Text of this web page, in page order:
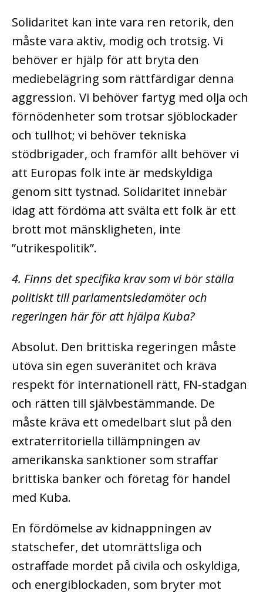
Solidaritet kan inte vara ren retorik, den
måste vara aktiv, modig och trotsig. Vi
behöver er hjälp för att bryta den
mediebelägring som rättfärdigar denna
aggression. Vi behöver fartyg med olja och
förnödenheter som trotsar sjöblockader
och tullhot; vi behöver tekniska
stödbrigader, och framför allt behöver vi
att Europas folk inte är medskyldiga
genom sitt tystnad. Solidaritet innebär
idag att fördöma att svälta ett folk är ett
brott mot mänskligheten, inte
”utrikespolitik”.
4. Finns det specifika krav som vi bör ställa
politiskt till parlamentsledamöter och
regeringen här för att hjälpa Kuba?
Absolut. Den brittiska regeringen måste
utöva sin egen suveränitet och kräva
respekt för internationell rätt, FN-stadgan
och rätten till självbestämmande. De
måste kräva ett omedelbart slut på den
extraterritoriella tillämpningen av
amerikanska sanktioner som straffar
brittiska banker och företag för handel
med Kuba.
En fördömelse av kidnappningen av
statschefer, det utomrättsliga och
ostraffade mordet på civila och oskyldiga,
och energiblockaden, som bryter mot